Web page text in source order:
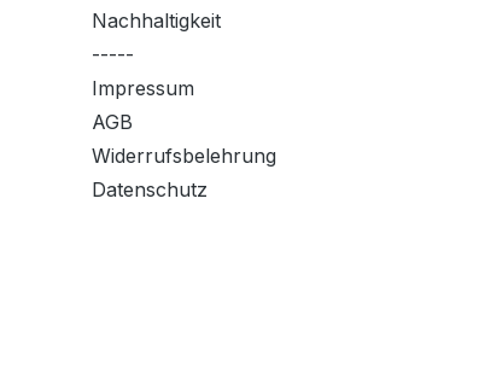
Nachhaltigkeit
-----
Impressum
AGB
Widerrufsbelehrung
Datenschutz